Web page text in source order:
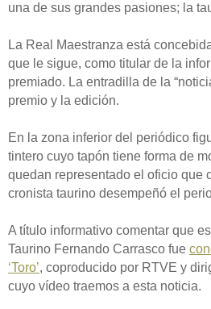
una de sus grandes pasiones; la
La Real Maestranza está
que le sigue, como titular de la
premiado. La entradilla de la
premio y la edición.
En la zona inferior del periódico
tintero cuyo tapón tiene forma de
quedan representado el oficio que
cronista taurino desempeñó el
A título informativo comentar que
Taurino Fernando Carrasco fue
‘Toro’, coproducido por RTVE y
cuyo vídeo traemos a esta noticia.